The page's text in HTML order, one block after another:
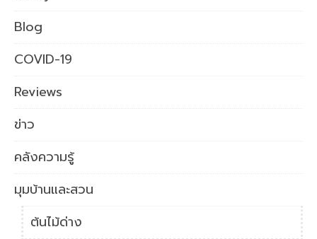
Blog
COVID-19
Reviews
ข่าว
คลังความรู้
มุมบ้านและสวน
ต้นไม้ด่าง